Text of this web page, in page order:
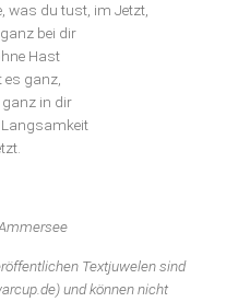
was du tust, im Jetzt,
bei dir
Hast
ganz,
in dir
Textjuwelen sind
und können nicht